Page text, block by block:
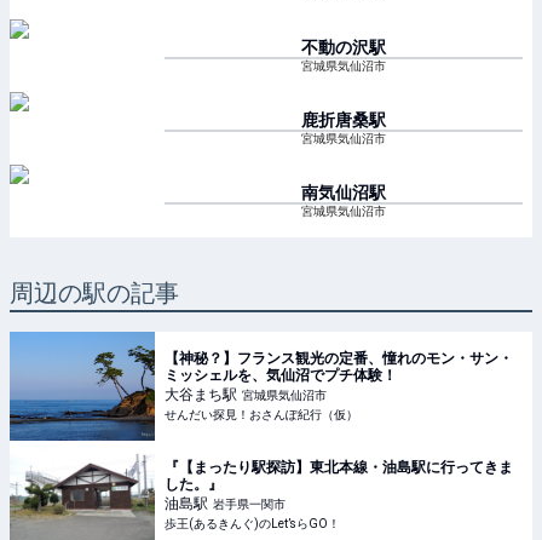
不動の沢駅
宮城県気仙沼市
鹿折唐桑駅
宮城県気仙沼市
南気仙沼駅
宮城県気仙沼市
周辺の駅の記事
【神秘？】フランス観光の定番、憧れのモン・サン・
ミッシェルを、気仙沼でプチ体験！
大谷まち駅 宮城県気仙沼市
せんだい探見！おさんぽ紀行（仮）
『【まったり駅探訪】東北本線・油島駅に行ってきま
した。』
油島駅 岩手県一関市
歩王(あるきんぐ)のLet’sらGO！